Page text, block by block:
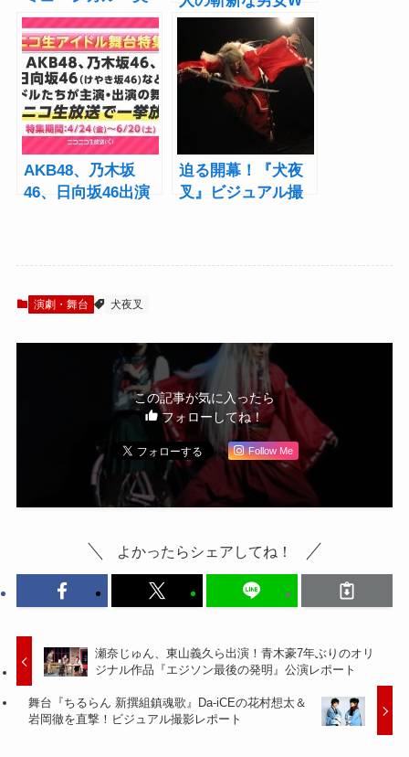
少女戦士セーラー
ムーン」2024開
幕！舞台写真＆コ
メント到着
キャストで魅せる
舞台『薔薇王の葬
列』上演！公開ゲ
ネレポート
AKB48、乃木坂
46、日向坂46出演
迫る開幕！『犬夜
叉』ビジュアル撮
演劇・舞台 犬夜叉
この記事が気に入ったら
フォローしてね！
Follow Me
よかったらシェアしてね！
瀬奈じゅん、東山義久ら出演！青木豪7年ぶりのオリ
ジナル作品『エジソン最後の発明』公演レポート
舞台『ちるらん 新撰組鎮魂歌』Da-iCEの花村想太＆
岩岡徹を直撃！ビジュアル撮影レポート